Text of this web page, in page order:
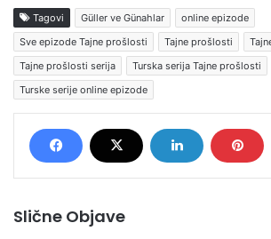
Tagovi Güller ve Günahlar
online epizode
Sve epizode Tajne prošlosti
Tajne prošlosti
Tajne prošlosti serija
Turska serija Tajne prošlosti
Turske serije online epizode
Slične Objave